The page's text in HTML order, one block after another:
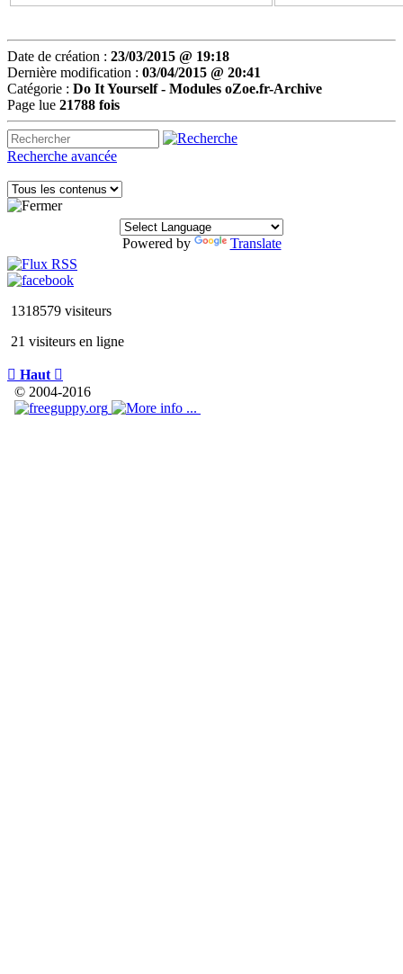
Date de création : 23/03/2015 @ 19:18
Dernière modification : 03/04/2015 @ 20:41
Catégorie : Do It Yourself - Modules oZoe.fr-Archive
Page lue 21788 fois
Recherche avancée
Powered by Translate
1318579 visiteurs
21 visiteurs en ligne
 Haut 
© 2004-2016